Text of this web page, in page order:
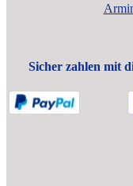
Sicher zahlen mit